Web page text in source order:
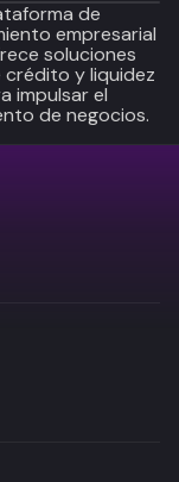
de
empresarial
soluciones
crédito y liquidez
impulsar el
de negocios.